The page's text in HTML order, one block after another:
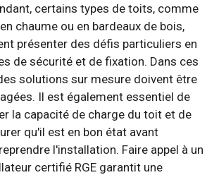
certains types de toits, comme
chaume ou en bardeaux de bois,
présenter des défis particuliers en
de sécurité et de fixation. Dans ces
solutions sur mesure doivent être
Il est également essentiel de
la capacité de charge du toit et de
qu'il est en bon état avant
l'installation. Faire appel à un
certifié RGE garantit une